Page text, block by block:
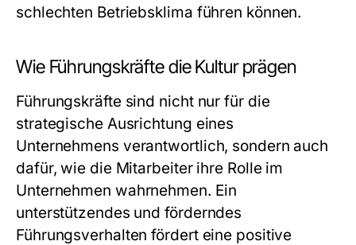
schlechten Betriebsklima führen können.
Wie Führungskräfte die Kultur prägen
Führungskräfte sind nicht nur für die
strategische Ausrichtung eines
Unternehmens verantwortlich, sondern auch
dafür, wie die Mitarbeiter ihre Rolle im
Unternehmen wahrnehmen. Ein
unterstützendes und förderndes
Führungsverhalten fördert eine positive